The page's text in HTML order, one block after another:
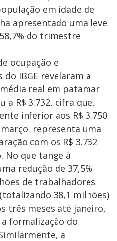
em idade de
apresentado uma leve
do trimestre
ocupação e
do IBGE revelaram a
real em patamar
a R$ 3.732, cifra que,
inferior aos R$ 3.750
representa uma
com os R$ 3.732
No que tange à
redução de 37,5%
de trabalhadores
38,1 milhões)
três meses até janeiro,
formalização do
a